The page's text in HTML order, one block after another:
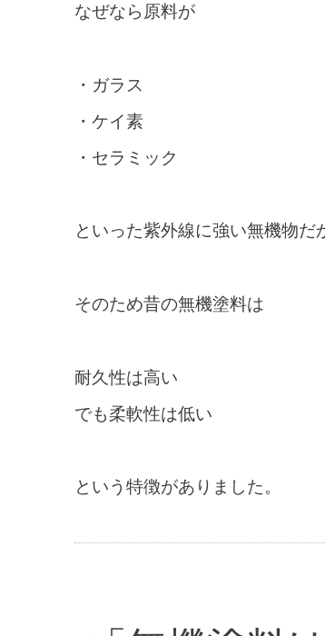
なぜなら原料が
・ガラス
・ケイ素
・セラミック
といった紫外線に強い無機物だ
そのため昔の無機塗料は
耐久性は高い
でも柔軟性は低い
という特徴がありました。